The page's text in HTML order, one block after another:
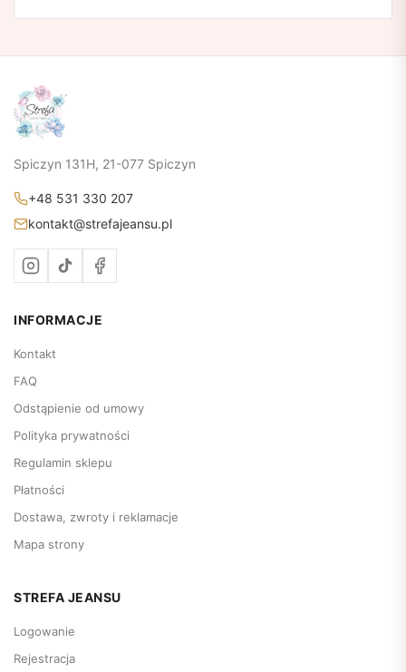
Spiczyn 131H, 21-077 Spiczyn
+48 531 330 207
kontakt@strefajeansu.pl
INFORMACJE
Kontakt
FAQ
Odstąpienie od umowy
Polityka prywatności
Regulamin sklepu
Płatności
Dostawa, zwroty i reklamacje
Mapa strony
STREFA JEANSU
Logowanie
Rejestracja